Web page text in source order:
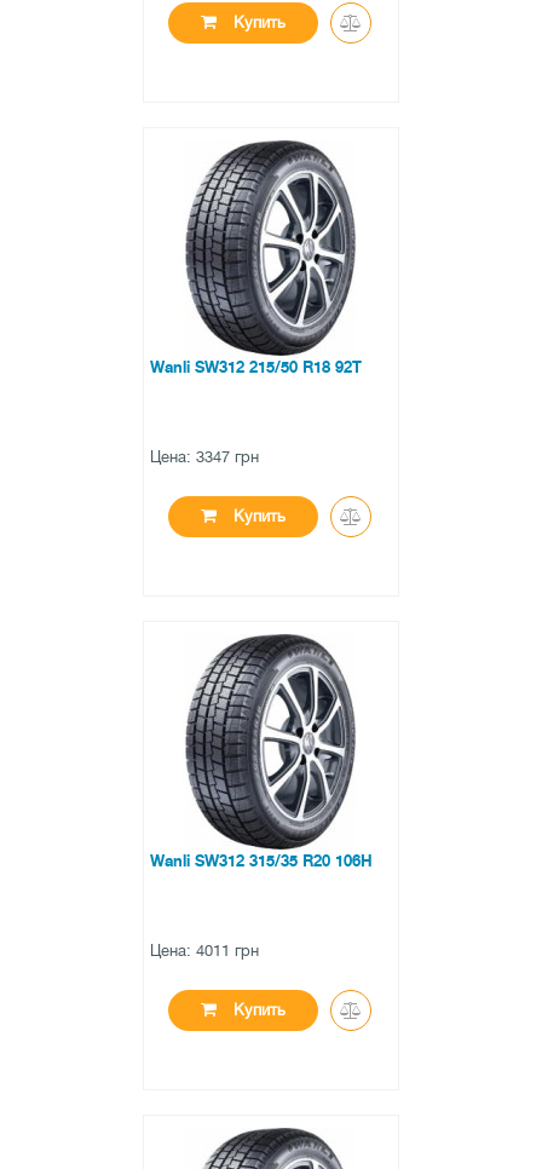
Купить
в наличии
0 отзывов
Wanli SW312 215/50 R18 92T
Цена: 3347 грн
Купить
в наличии
0 отзывов
Wanli SW312 315/35 R20 106H
Цена: 4011 грн
Купить
в наличии